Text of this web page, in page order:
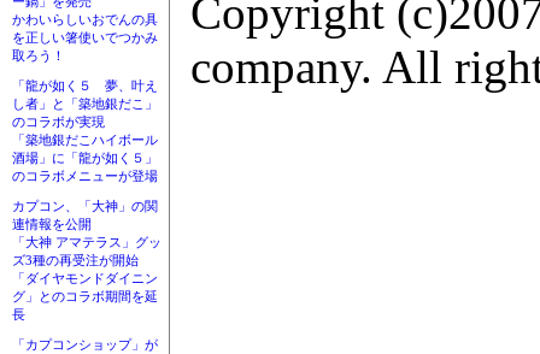
かわいらしいおでんの具
を正しい箸使いでつかみ
取ろう！
「龍が如く５ 夢、叶え
し者」と「築地銀だこ」
のコラボが実現
「築地銀だこハイボール
酒場」に「龍が如く５」
のコラボメニューが登場
カプコン、「大神」の関
連情報を公開
「大神 アマテラス」グッ
ズ3種の再受注が開始
「ダイヤモンドダイニン
グ」とのコラボ期間を延
長
「カプコンショップ」が
Copyright
company. All